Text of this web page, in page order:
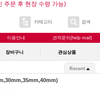
주문 후 현장 수령 가능)
카테고리 검색
이용안내 견적문의(help mail)
장바구니 관심상품
Recent